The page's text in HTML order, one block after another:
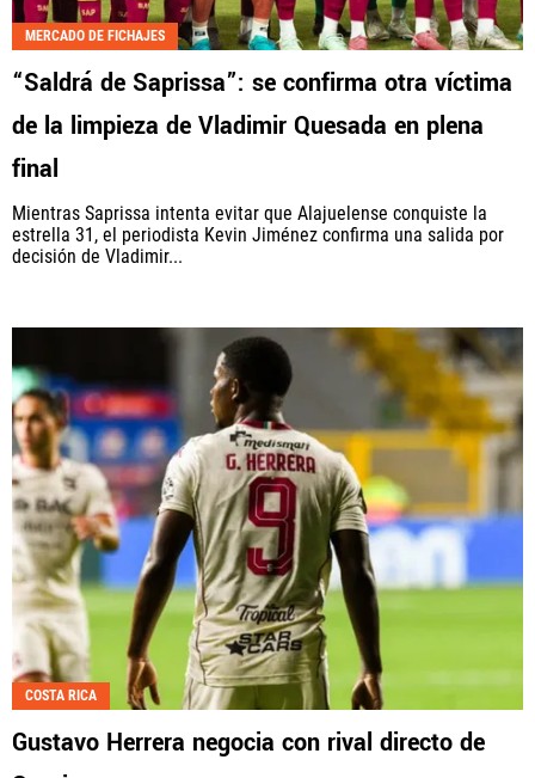
MERCADO DE FICHAJES
“Saldrá de Saprissa”: se confirma otra víctima
de la limpieza de Vladimir Quesada en plena
final
Mientras Saprissa intenta evitar que Alajuelense conquiste la
estrella 31, el periodista Kevin Jiménez confirma una salida por
decisión de Vladimir...
COSTA RICA
Gustavo Herrera negocia con rival directo de